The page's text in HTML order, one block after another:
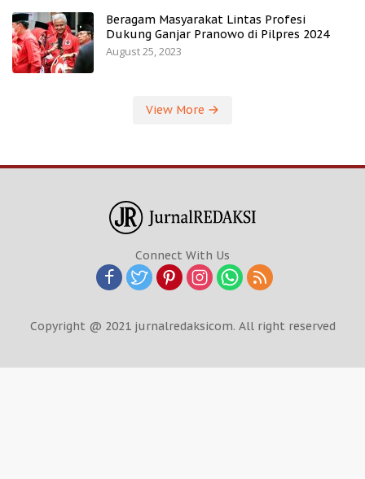
Beragam Masyarakat Lintas Profesi
Dukung Ganjar Pranowo di Pilpres 2024
August 25, 2023
View More
Connect With Us
Copyright @ 2021 jurnalredaksicom. All right reserved